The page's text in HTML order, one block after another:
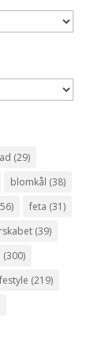
(29)
blomkål (38)
feta (31)
(39)
(300)
(219)